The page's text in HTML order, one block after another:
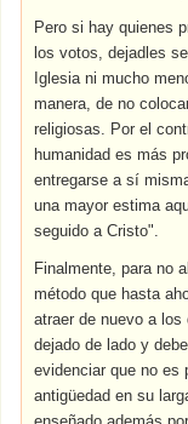
Pero si hay quienes
los votos, dejadles
Iglesia ni mucho
manera, de no
religiosas. Por el
humanidad es más
entregarse a sí
una mayor estima
seguido a Cristo".
Finalmente, para no
método que hasta
atraer de nuevo a
dejado de lado y
evidenciar que no es
antigüedad en su